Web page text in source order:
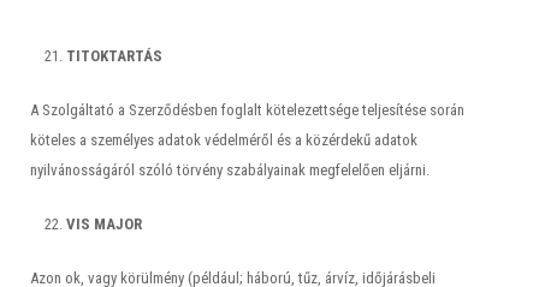
TITOKTARTÁS
A Szolgáltató a Szerződésben foglalt kötelezettsége teljesítése során
köteles a személyes adatok védelméről és a közérdekű adatok
nyilvánosságáról szóló törvény szabályainak megfelelően eljárni.
VIS MAJOR
Azon ok, vagy körülmény (például; háború, tűz, árvíz, időjárásbeli